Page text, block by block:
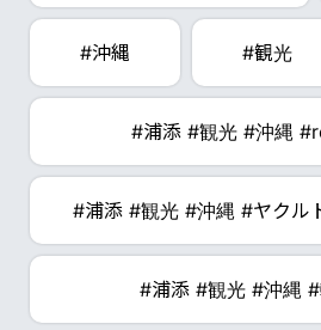
#沖縄 #観光
#浦添 #観光 #沖縄
#浦添 #観光 #沖縄 #ヤクル
#浦添 #観光 #沖縄